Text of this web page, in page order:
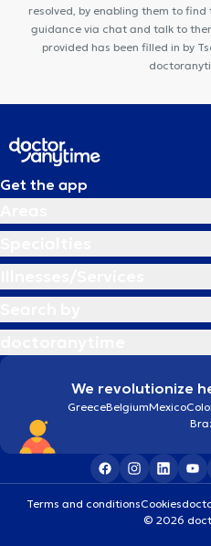
resolved, by enabling them to
guidance via chat and talk to
provided has been filled in by
Get the app
We revolutionize
GreeceBelgiumMexico
Terms and conditionsCookies
© 2026